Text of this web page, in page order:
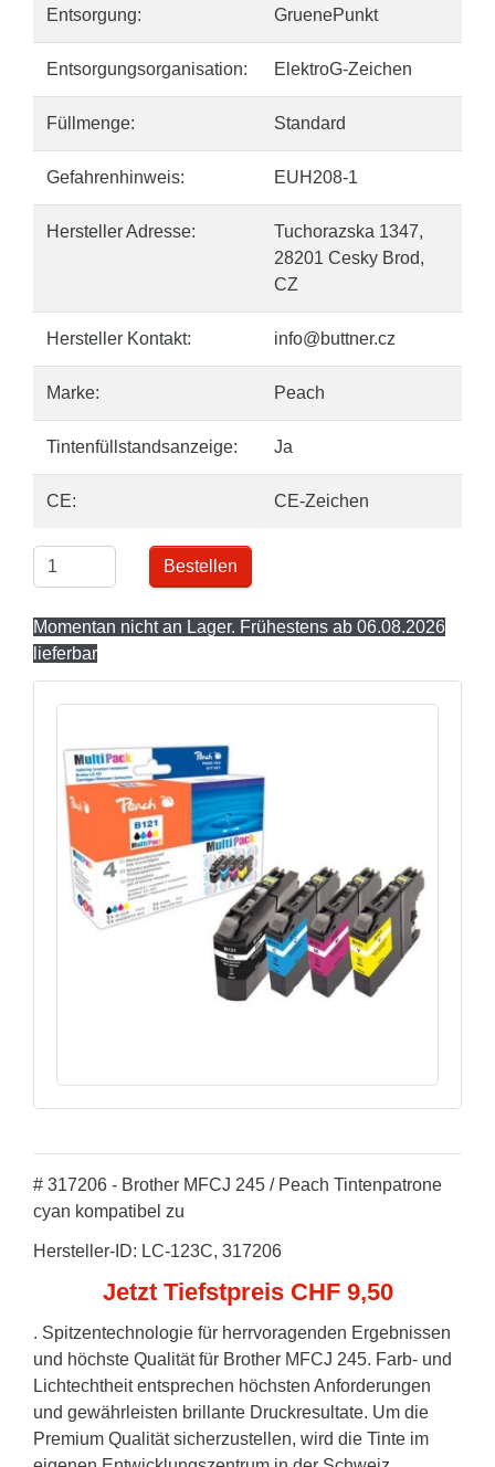
Entsorgung: GruenePunkt
Entsorgungsorganisation: ElektroG-Zeichen
Füllmenge: Standard
Gefahrenhinweis: EUH208-1
Hersteller Adresse:
Tuchorazska 1347,
28201 Cesky Brod,
CZ
Hersteller Kontakt: info@buttner.cz
Marke: Peach
Tintenfüllstandsanzeige: Ja
CE: CE-Zeichen
Bestellen
Momentan nicht an Lager. Frühestens ab 06.08.2026
lieferbar
# 317206 - Brother MFCJ 245 / Peach Tintenpatrone
cyan kompatibel zu
Hersteller-ID: LC-123C, 317206
Jetzt Tiefstpreis CHF 9,50
. Spitzentechnologie für herrvoragenden Ergebnissen
und höchste Qualität für Brother MFCJ 245. Farb- und
Lichtechtheit entsprechen höchsten Anforderungen
und gewährleisten brillante Druckresultate. Um die
Premium Qualität sicherzustellen, wird die Tinte im